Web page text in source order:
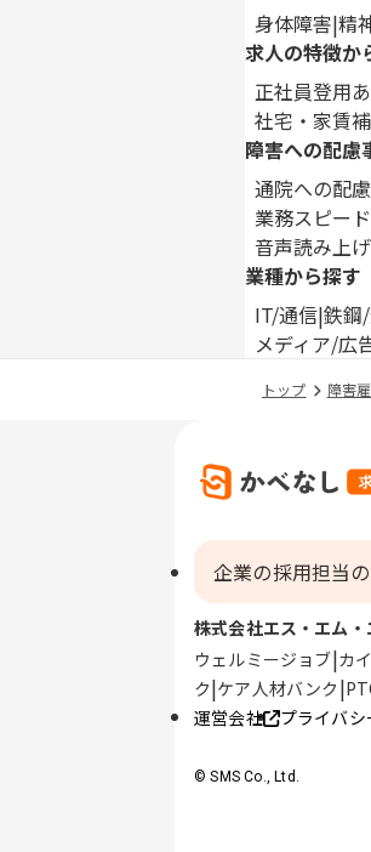
身体障害 精
求人の特徴か
正社員登用
社宅・家賃
障害への配慮
通院への配慮
業務スピー
音声読み上
業種から探す
IT/通信 鉄鋼
メディア/広
トップ 障害
企業の採用担当
株式会社エス・エム
ウェルミージョブ カ
ク ケア人材バンク
運営会社
プライバ
© SMS Co., Ltd.